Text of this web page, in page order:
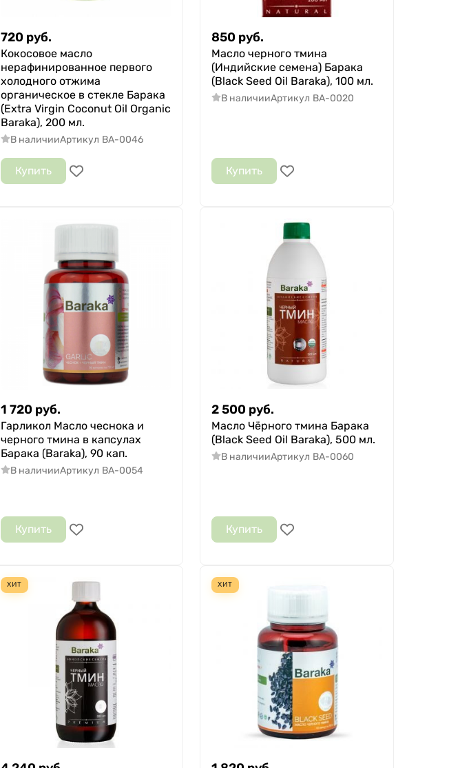
720 руб.
Кокосовое масло
нерафинированное первого
холодного отжима
органическое в стекле Барака
(Extra Virgin Coconut Oil Organic
Baraka), 200 мл.
В наличииАртикул BA-0046
Купить
850 руб.
Масло черного тмина
(Индийские семена) Барака
(Black Seed Oil Baraka), 100 мл.
В наличииАртикул BA-0020
Купить
1 720 руб.
Гарликол Масло чеснока и
черного тмина в капсулах
Барака (Baraka), 90 кап.
В наличииАртикул BA-0054
Купить
2 500 руб.
Масло Чёрного тмина Барака
(Black Seed Oil Baraka), 500 мл.
В наличииАртикул BA-0060
Купить
ХИТ ХИТ